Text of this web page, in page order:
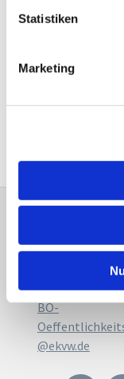
Statistiken
Marketing
präsent. Klicken
Evangelische
Bochum
Westring 26a,
BO-
@ekvw.de